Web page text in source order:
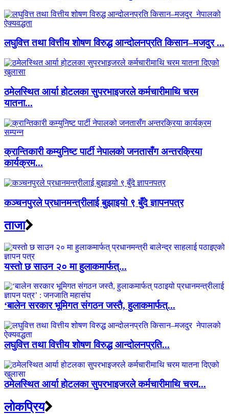
लघुवित्त तथा वित्तीय शोषण विरुद्ध आन्दोलनप्रति किसान–मजदुर ...
ठमेलस्थित आर्या होटलका सुपरभाइजरले कर्मचारीमाथि चरम
यातना...
क्रान्तिकारी कम्युनिष्ट पार्टी नेपालको जनतासँग अन्तरक्रिया
कार्यक्रम...
कञ्चनपुरले प्रधानमन्त्रीलाई बुझाइयो ९ बुँदे ज्ञापनपत्र
ताजा
यस्तो छ साउन २० मा हुलाकमार्फत्...
‘बालेन सरकार भूमिगत संगठन जस्तै, हुलाकमार्फत्...
लघुवित्त तथा वित्तीय शोषण विरुद्ध आन्दोलनप्रति...
ठमेलस्थित आर्या होटलका सुपरभाइजरले कर्मचारीमाथि चरम...
लाेकप्रिय